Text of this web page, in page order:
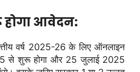
आवेदन:
वर्ष 2025-26 के लिए ऑनलाइन
से शुरू होगा और 25 जुलाई 2025